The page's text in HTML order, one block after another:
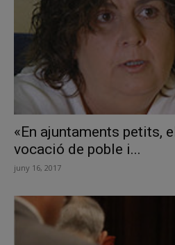
«En ajuntaments petits,
vocació de poble i...
juny 16, 2017